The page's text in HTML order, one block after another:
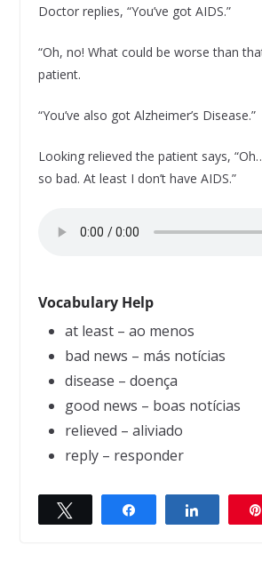
Doctor replies, “You’ve got AIDS.”
“Oh, no! What could be worse than
patient.
“You’ve also got Alzheimer’s Disease.”
Looking relieved the patient says,
so bad. At least I don’t have AIDS.”
Vocabulary Help
at least – ao menos
bad news – más notícias
disease – doença
good news – boas notícias
relieved – aliviado
reply – responder
Compartilhar
← Previous
Next →